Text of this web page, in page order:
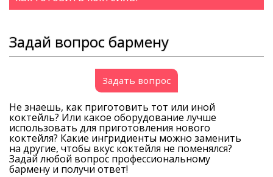
Задай вопрос бармену
Задать вопрос
Не знаешь, как приготовить тот или иной
коктейль? Или какое оборудование лучше
использовать для приготовления нового
коктейля? Какие ингридиенты можно заменить
на другие, чтобы вкус коктейля не поменялся?
Задай любой вопрос профессиональному
бармену и получи ответ!